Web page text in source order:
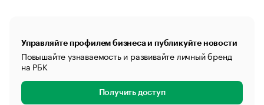
Управляйте профилем бизнеса и публикуйте новости
Повышайте узнаваемость и развивайте личный бренд
на РБК
Получить доступ